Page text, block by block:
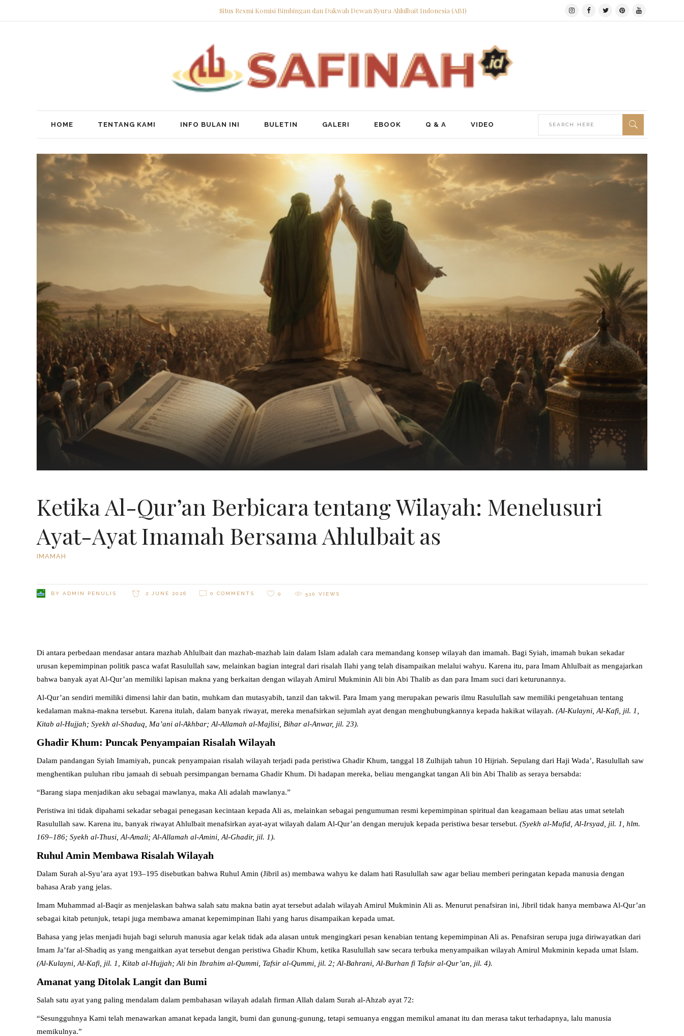
Situs Resmi Komisi Bimbingan dan Dakwah Dewan Syura Ahlulbait Indonesia (ABI)
HOME TENTANG KAMI INFO BULAN INI BULETIN GALERI EBOOK Q & A VIDEO
Ketika Al-Qur’an Berbicara tentang Wilayah: Menelusuri
Ayat-Ayat Imamah Bersama Ahlulbait as
IMAMAH
BY ADMIN PENULIS 2 JUNE 2026 0 COMMENTS 0 510 VIEWS
Di antara perbedaan mendasar antara mazhab Ahlulbait dan mazhab-mazhab lain dalam Islam adalah cara memandang konsep wilayah dan imamah. Bagi Syiah, imamah bukan sekadar
urusan kepemimpinan politik pasca wafat Rasulullah saw, melainkan bagian integral dari risalah Ilahi yang telah disampaikan melalui wahyu. Karena itu, para Imam Ahlulbait as mengajarkan
bahwa banyak ayat Al-Qur’an memiliki lapisan makna yang berkaitan dengan wilayah Amirul Mukminin Ali bin Abi Thalib as dan para Imam suci dari keturunannya.
Al-Qur’an sendiri memiliki dimensi lahir dan batin, muhkam dan mutasyabih, tanzil dan takwil. Para Imam yang merupakan pewaris ilmu Rasulullah saw memiliki pengetahuan tentang
kedalaman makna-makna tersebut. Karena itulah, dalam banyak riwayat, mereka menafsirkan sejumlah ayat dengan menghubungkannya kepada hakikat wilayah. (Al-Kulayni, Al-Kafi, jil. 1,
Kitab al-Hujjah; Syekh al-Shaduq, Ma’ani al-Akhbar; Al-Allamah al-Majlisi, Bihar al-Anwar, jil. 23).
Ghadir Khum: Puncak Penyampaian Risalah Wilayah
Dalam pandangan Syiah Imamiyah, puncak penyampaian risalah wilayah terjadi pada peristiwa Ghadir Khum, tanggal 18 Zulhijah tahun 10 Hijriah. Sepulang dari Haji Wada’, Rasulullah saw
menghentikan puluhan ribu jamaah di sebuah persimpangan bernama Ghadir Khum. Di hadapan mereka, beliau mengangkat tangan Ali bin Abi Thalib as seraya bersabda:
“Barang siapa menjadikan aku sebagai mawlanya, maka Ali adalah mawlanya.”
Peristiwa ini tidak dipahami sekadar sebagai penegasan kecintaan kepada Ali as, melainkan sebagai pengumuman resmi kepemimpinan spiritual dan keagamaan beliau atas umat setelah
Rasulullah saw. Karena itu, banyak riwayat Ahlulbait menafsirkan ayat-ayat wilayah dalam Al-Qur’an dengan merujuk kepada peristiwa besar tersebut. (Syekh al-Mufid, Al-Irsyad, jil. 1, hlm.
169–186; Syekh al-Thusi, Al-Amali; Al-Allamah al-Amini, Al-Ghadir, jil. 1).
Ruhul Amin Membawa Risalah Wilayah
Dalam Surah al-Syu’ara ayat 193–195 disebutkan bahwa Ruhul Amin (Jibril as) membawa wahyu ke dalam hati Rasulullah saw agar beliau memberi peringatan kepada manusia dengan
bahasa Arab yang jelas.
Imam Muhammad al-Baqir as menjelaskan bahwa salah satu makna batin ayat tersebut adalah wilayah Amirul Mukminin Ali as. Menurut penafsiran ini, Jibril tidak hanya membawa Al-Qur’an
sebagai kitab petunjuk, tetapi juga membawa amanat kepemimpinan Ilahi yang harus disampaikan kepada umat.
Bahasa yang jelas menjadi hujah bagi seluruh manusia agar kelak tidak ada alasan untuk mengingkari pesan kenabian tentang kepemimpinan Ali as. Penafsiran serupa juga diriwayatkan dari
Imam Ja’far al-Shadiq as yang mengaitkan ayat tersebut dengan peristiwa Ghadir Khum, ketika Rasulullah saw secara terbuka menyampaikan wilayah Amirul Mukminin kepada umat Islam.
(Al-Kulayni, Al-Kafi, jil. 1, Kitab al-Hujjah; Ali bin Ibrahim al-Qummi, Tafsir al-Qummi, jil. 2; Al-Bahrani, Al-Burhan fi Tafsir al-Qur’an, jil. 4).
Amanat yang Ditolak Langit dan Bumi
Salah satu ayat yang paling mendalam dalam pembahasan wilayah adalah firman Allah dalam Surah al-Ahzab ayat 72:
“Sesungguhnya Kami telah menawarkan amanat kepada langit, bumi dan gunung-gunung, tetapi semuanya enggan memikul amanat itu dan merasa takut terhadapnya, lalu manusia
memikulnya.”